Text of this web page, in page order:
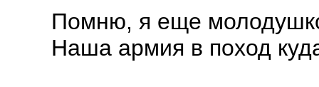
Помню, я еще
Наша армия в поход